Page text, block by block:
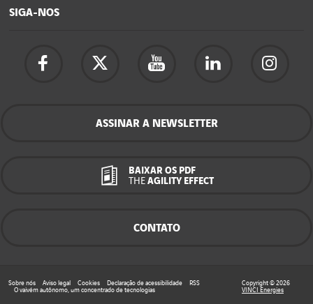
SIGA-NOS
ASSINAR A NEWSLETTER
BAIXAR OS PDF
THE AGILITY EFFECT
CONTATO
Sobre nós Aviso legal Cookies Declaração de acessibilidade
RSS
O vaivém autônomo, um concentrado de tecnologias
Copyright © 2026
VINCI Energies